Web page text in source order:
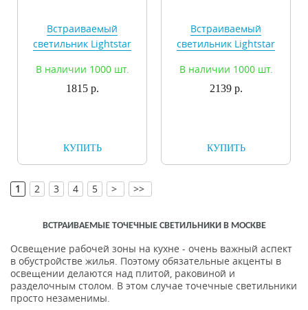
Встраиваемый
светильник Lightstar
В наличии 1000 шт.
1815 р.
КУПИТЬ
Встраиваемый
светильник Lightstar
В наличии 1000 шт.
2139 р.
КУПИТЬ
1 2 3 4 5 > >>
ВСТРАИВАЕМЫЕ ТОЧЕЧНЫЕ СВЕТИЛЬНИКИ В МОСКВЕ
Освещение рабочей зоны на кухне - очень важный аспект
в обустройстве жилья. Поэтому обязательные акценты в
освещении делаются над плитой, раковиной и
разделочным столом. В этом случае точечные светильники
просто незаменимы.